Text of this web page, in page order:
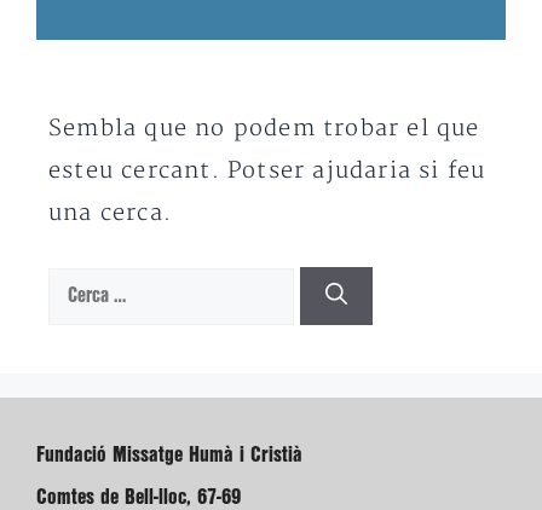
Sembla que no podem trobar el que
esteu cercant. Potser ajudaria si feu
una cerca.
Cerca:
Fundació Missatge Humà i Cristià
Comtes de Bell-lloc, 67-69